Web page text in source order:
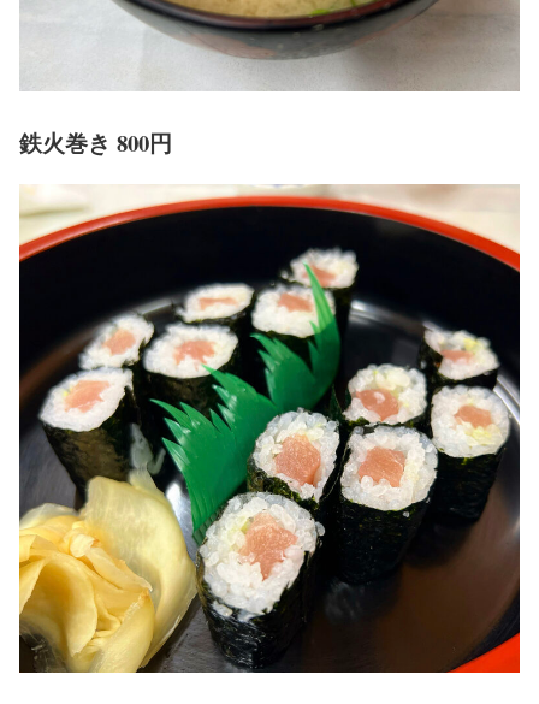
鉄火巻き 800円